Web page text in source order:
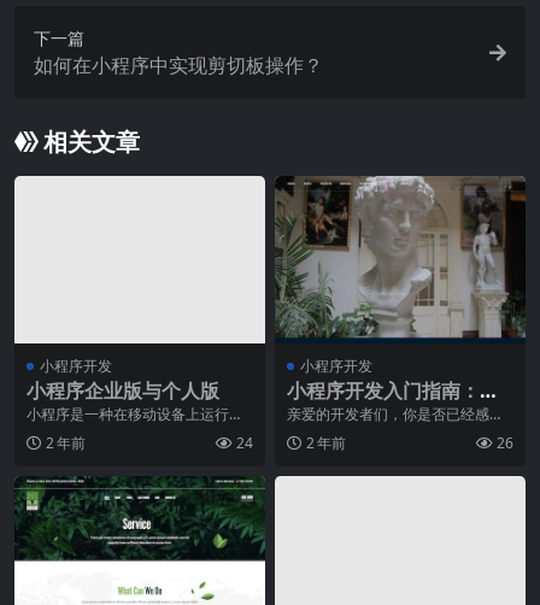
下一篇
如何在小程序中实现剪切板操作？
相关文章
小程序开发
小程序企业版与个人版
小程序是一种在移动设备上运行的
应用程序，它具有轻量、快速、便
捷等特点，成为了现代
2 年前 24
小程序开发
小程序开发入门指南：掌
握关键技能，轻松上手
亲爱的开发者们，你是否已经感受
到了移动开发的热潮？那么，今天
我们就来带你一起走进
2 年前 26